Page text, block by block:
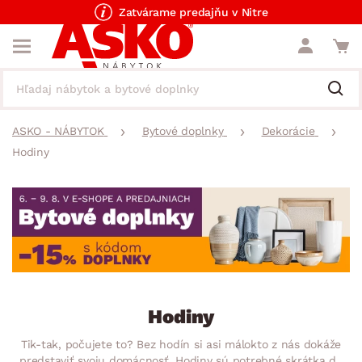
Zatvárame predajňu v Nitre
ASKO - NÁBYTOK Bytové doplnky
Dekorácie
Hodiny
Hodiny
Tik-tak, počujete to? Bez hodín si asi málokto z nás dokáže